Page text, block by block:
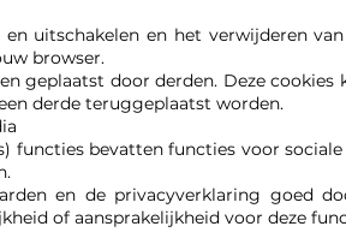
uitschakelen en het verwijderen
browser.
geplaatst door derden. Deze cookies
derde teruggeplaatst worden.
functies bevatten functies voor
en de privacyverklaring goed
of aansprakelijkheid voor deze